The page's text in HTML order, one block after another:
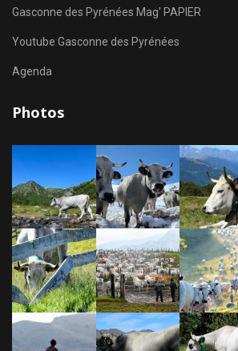
Gasconne des Pyrénées Mag' PAPIER
Youtube Gasconne des Pyrénées
Agenda
Photos